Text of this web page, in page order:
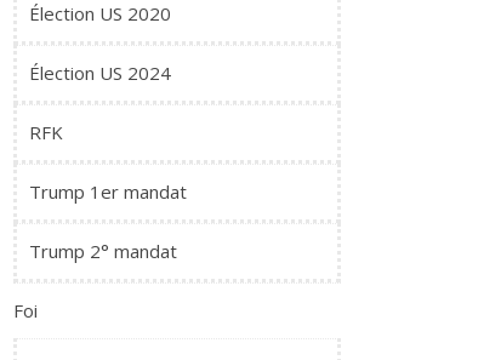
Élection US 2020
Élection US 2024
RFK
Trump 1er mandat
Trump 2° mandat
Foi